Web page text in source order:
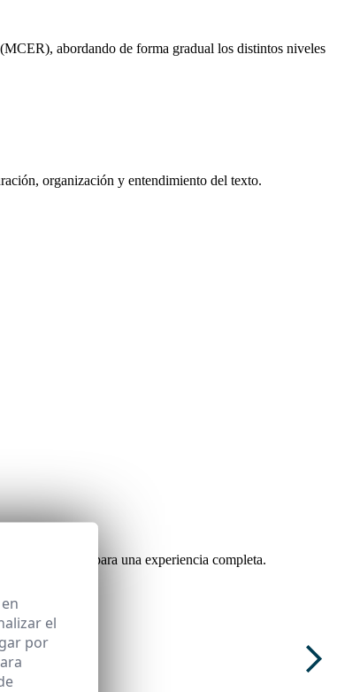
abordando de forma gradual los distintos niveles
organización y entendimiento del texto.
comunicación para una experiencia completa.
el
por